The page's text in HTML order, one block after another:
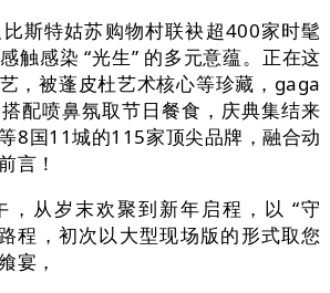
特姑苏购物村联袂超400家时髦
触感染 “光生” 的多元意蕴。正在这
，被蓬皮杜艺术核心等珍藏，gaga
配喷鼻氛取节日餐食，庆典集结来
8国11城的115家顶尖品牌，融合动
言！
从岁末欢聚到新年启程，以 “守
程，初次以大型现场版的形式取您
宴，